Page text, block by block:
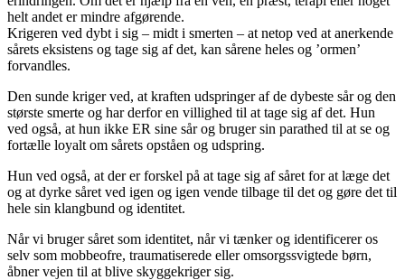
helt andet er mindre afgørende.
Krigeren ved dybt i sig – midt i smerten – at netop ved at anerkende
sårets eksistens og tage sig af det, kan sårene heles og ’ormen’
forvandles.
Den sunde kriger ved, at kraften udspringer af de dybeste sår og den
største smerte og har derfor en villighed til at tage sig af det. Hun
ved også, at hun ikke ER sine sår og bruger sin parathed til at se og
fortælle loyalt om sårets opståen og udspring.
Hun ved også, at der er forskel på at tage sig af såret for at læge det
og at dyrke såret ved igen og igen vende tilbage til det og gøre det til
hele sin klangbund og identitet.
Når vi bruger såret som identitet, når vi tænker og identificerer os
selv som mobbeofre, traumatiserede eller omsorgssvigtede børn,
åbner vejen til at blive skyggekriger sig.